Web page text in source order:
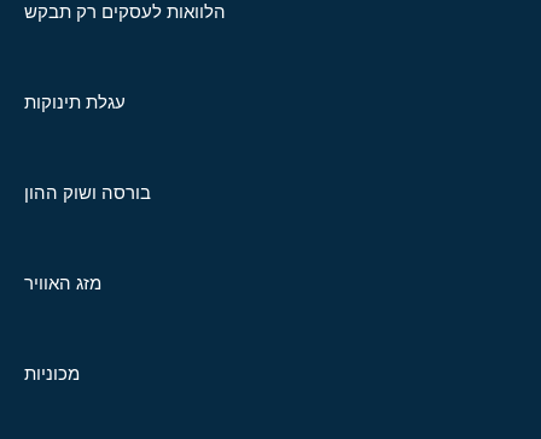
הלוואות לעסקים רק תבקש
עגלת תינוקות
בורסה ושוק ההון
מזג האוויר
מכוניות